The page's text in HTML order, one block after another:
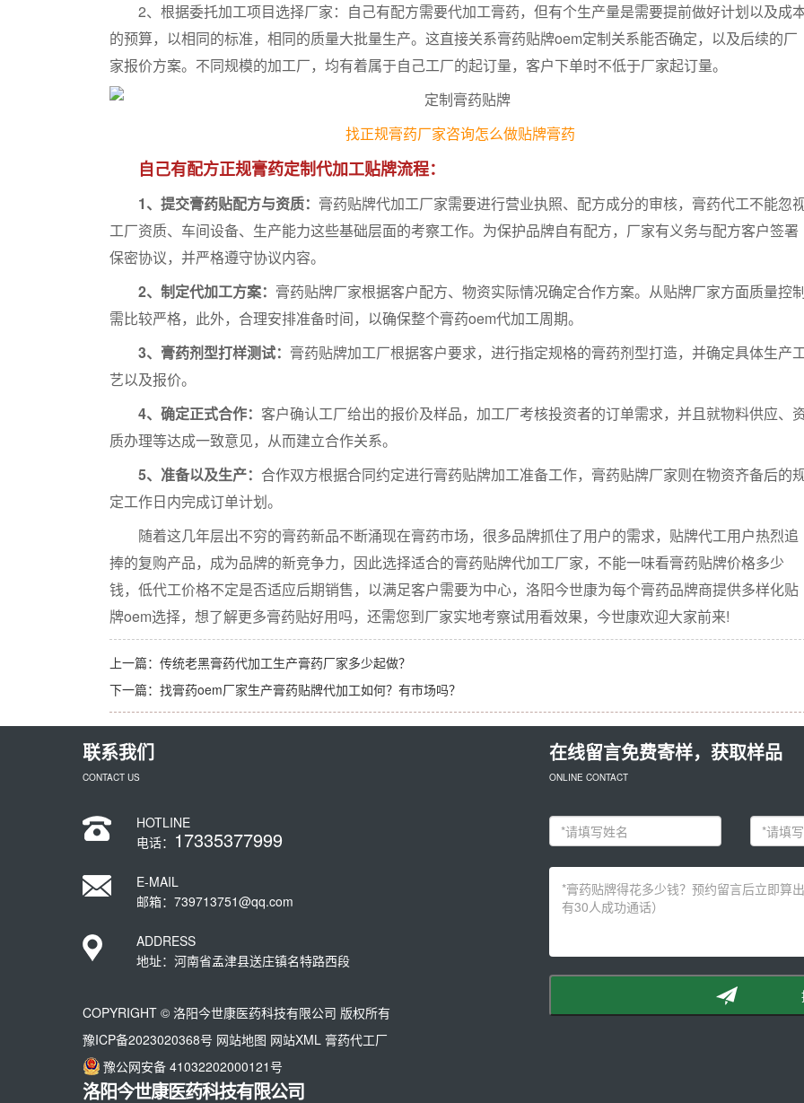
2、根据委托加工项目选择厂家：自己有配方需要代加工膏药，但有个生产量是需要提前做好计划以及成
的预算，以相同的标准，相同的质量大批量生产。这直接关系膏药贴牌oem定制关系能否确定，以及后续的厂
家报价方案。不同规模的加工厂，均有着属于自己工厂的起订量，客户下单时不低于厂家起订量。
找正规膏药厂家咨询怎么做贴牌膏药
自己有配方正规膏药定制代加工贴牌流程：
1、提交膏药贴配方与资质： 膏药贴牌代加工厂家需要进行营业执照、配方成分的审核，膏药代工不能忽
工厂资质、车间设备、生产能力这些基础层面的考察工作。为保护品牌自有配方，厂家有义务与配方客户签署
保密协议，并严格遵守协议内容。
2、制定代加工方案： 膏药贴牌厂家根据客户配方、物资实际情况确定合作方案。从贴牌厂家方面质量控
需比较严格，此外，合理安排准备时间，以确保整个膏药oem代加工周期。
3、膏药剂型打样测试： 膏药贴牌加工厂根据客户要求，进行指定规格的膏药剂型打造，并确定具体生产
艺以及报价。
4、确定正式合作： 客户确认工厂给出的报价及样品，加工厂考核投资者的订单需求，并且就物料供应、
质办理等达成一致意见，从而建立合作关系。
5、准备以及生产： 合作双方根据合同约定进行膏药贴牌加工准备工作，膏药贴牌厂家则在物资齐备后的
定工作日内完成订单计划。
随着这几年层出不穷的膏药新品不断涌现在膏药市场，很多品牌抓住了用户的需求，贴牌代工用户热烈追
捧的复购产品，成为品牌的新竞争力，因此选择适合的膏药贴牌代加工厂家，不能一味看膏药贴牌价格多少
钱，低代工价格不定是否适应后期销售，以满足客户需要为中心，洛阳今世康为每个膏药品牌商提供多样化贴
牌oem选择，想了解更多膏药贴好用吗，还需您到厂家实地考察试用看效果，今世康欢迎大家前来!
上一篇： 传统老黑膏药代加工生产膏药厂家多少起做？
下一篇： 找膏药oem厂家生产膏药贴牌代加工如何？有市场吗？
联系我们
CONTACT US
HOTLINE
电话： 17335377999
E-MAIL
邮箱：739713751@qq.com
ADDRESS
地址：河南省孟津县送庄镇名特路西段
COPYRIGHT © 洛阳今世康医药科技有限公司 版权所有
豫ICP备2023020368号 网站地图 网站XML 膏药代工厂
豫公网安备 41032202000121号
在线留言免费寄样，获取样品
ONLINE CONTACT
洛阳今世康医药科技有限公司